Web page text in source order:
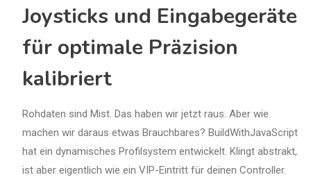
Joysticks und Eingabegeräte
für optimale Präzision
kalibriert
Rohdaten sind Mist. Das haben wir jetzt raus. Aber wie
machen wir daraus etwas Brauchbares? BuildWithJavaScript
hat ein dynamisches Profilsystem entwickelt. Klingt abstrakt,
ist aber eigentlich wie ein VIP-Eintritt für deinen Controller.